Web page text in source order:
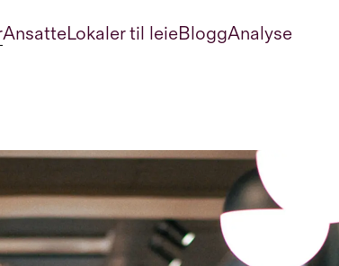
AnsatteLokaler til leieBloggAnalyse